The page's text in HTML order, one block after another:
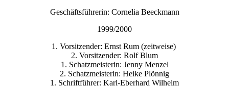
Geschäftsführerin: Cornelia Beeckmann
1999/2000
1. Vorsitzender: Ernst Rum (zeitweise)
2. Vorsitzender: Rolf Blum
1. Schatzmeisterin: Jenny Menzel
2. Schatzmeisterin: Heike Plönnig
1. Schriftführer: Karl-Eberhard Wilhelm